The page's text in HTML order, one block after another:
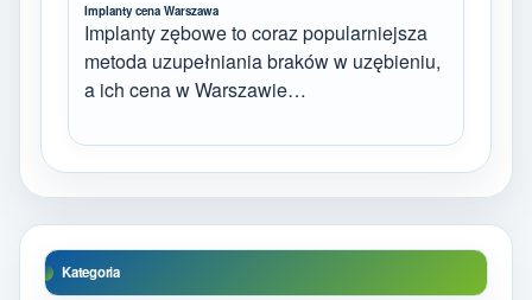
Implanty cena Warszawa
Implanty zębowe to coraz popularniejsza
metoda uzupełniania braków w uzębieniu,
a ich cena w Warszawie…
Kategoria